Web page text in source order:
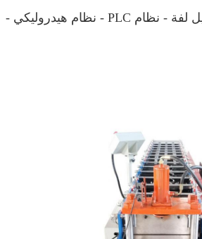
الداعم
جهاز فك اللفة - تشكيل لفة - نظام PLC - نظام هيدروليكي -